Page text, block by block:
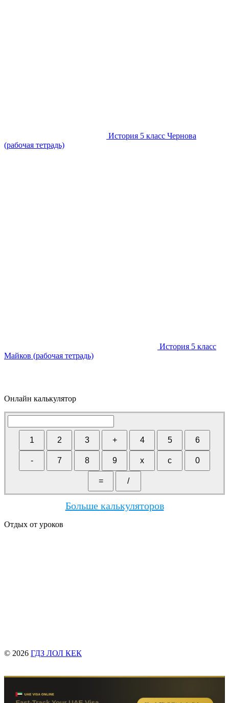
История 5 класс Чернова
(рабочая тетрадь)
История 5 класс
Майков (рабочая тетрадь)
Онлайн калькулятор
Больше калькуляторов
Отдых от уроков
© 2026 ГДЗ ЛОЛ КЕК